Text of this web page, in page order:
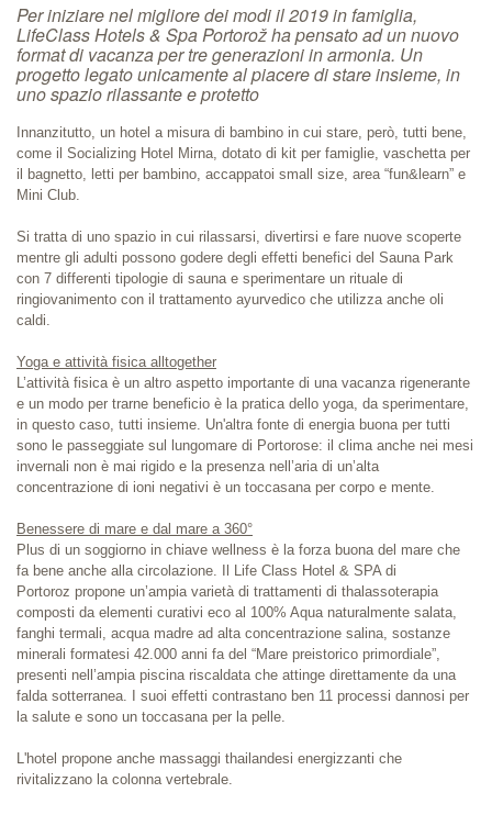
Per iniziare nel migliore dei modi il 2019 in famiglia,
LifeClass Hotels & Spa Portorož ha pensato ad un nuovo
format di vacanza per tre generazioni in armonia. Un
progetto legato unicamente al piacere di stare insieme, in
uno spazio rilassante e protetto
Innanzitutto, un hotel a misura di bambino in cui stare, però, tutti bene,
come il Socializing Hotel Mirna, dotato di kit per famiglie, vaschetta per
il bagnetto, letti per bambino, accappatoi small size, area “fun&learn” e
Mini Club.
Si tratta di uno spazio in cui rilassarsi, divertirsi e fare nuove scoperte
mentre gli adulti possono godere degli effetti benefici del Sauna Park
con 7 differenti tipologie di sauna e sperimentare un rituale di
ringiovanimento con il trattamento ayurvedico che utilizza anche oli
caldi.
Yoga e attività fisica alltogether
L’attività fisica è un altro aspetto importante di una vacanza rigenerante
e un modo per trarne beneficio è la pratica dello yoga, da sperimentare,
in questo caso, tutti insieme. Un'altra fonte di energia buona per tutti
sono le passeggiate sul lungomare di Portorose: il clima anche nei mesi
invernali non è mai rigido e la presenza nell’aria di un’alta
concentrazione di ioni negativi è un toccasana per corpo e mente.
Benessere di mare e dal mare a 360°
Plus di un soggiorno in chiave wellness è la forza buona del mare che
fa bene anche alla circolazione. Il Life Class Hotel & SPA di
Portoroz propone un’ampia varietà di trattamenti di thalassoterapia
composti da elementi curativi eco al 100% Aqua naturalmente salata,
fanghi termali, acqua madre ad alta concentrazione salina, sostanze
minerali formatesi 42.000 anni fa del “Mare preistorico primordiale”,
presenti nell’ampia piscina riscaldata che attinge direttamente da una
falda sotterranea. I suoi effetti contrastano ben 11 processi dannosi per
la salute e sono un toccasana per la pelle.
L'hotel propone anche massaggi thailandesi energizzanti che
rivitalizzano la colonna vertebrale.